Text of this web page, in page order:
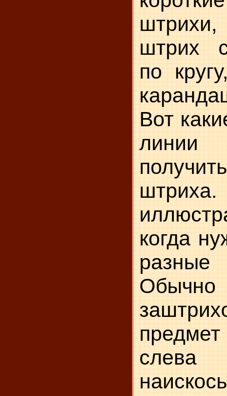
штрихи,
штрих
по
Вот
когда
Обычно